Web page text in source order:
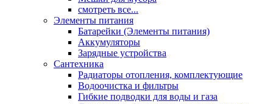
смотреть все...
Элементы питания
Батарейки (Элементы питания)
Аккумуляторы
Зарядные устройства
Сантехника
Радиаторы отопления, комплектующие
Водоочистка и фильтры
Гибкие подводки для воды и газа